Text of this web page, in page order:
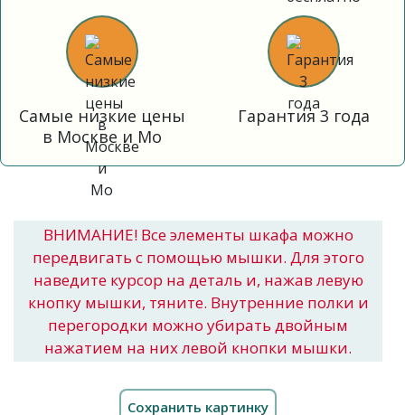
Самые низкие цены
в Москве и Мо
Гарантия 3 года
ВНИМАНИЕ! Все элементы шкафа можно
передвигать с помощью мышки. Для этого
наведите курсор на деталь и, нажав левую
кнопку мышки, тяните. Внутренние полки и
перегородки можно убирать двойным
нажатием на них левой кнопки мышки.